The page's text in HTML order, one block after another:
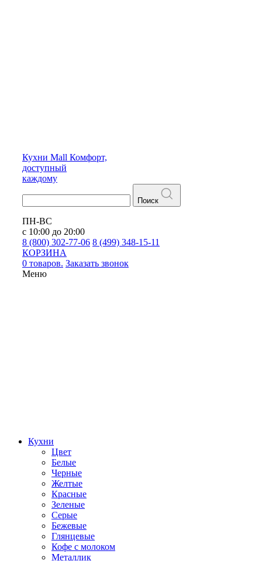
Кухни Mall Комфорт,
доступный
каждому
Поиск
ПН-ВС
с 10:00 до 20:00
8 (800) 302-77-06 8 (499) 348-15-11
КОРЗИНА
0 товаров. Заказать звонок
Меню
Кухни
Цвет
Белые
Черные
Желтые
Красные
Зеленые
Серые
Бежевые
Глянцевые
Кофе с молоком
Металлик